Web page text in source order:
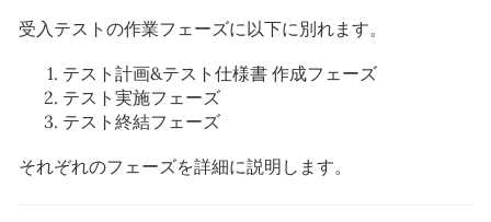
受入テストの作業フェーズに以下に別れます。
テスト計画&テスト仕様書 作成フェーズ
テスト実施フェーズ
テスト終結フェーズ
それぞれのフェーズを詳細に説明します。